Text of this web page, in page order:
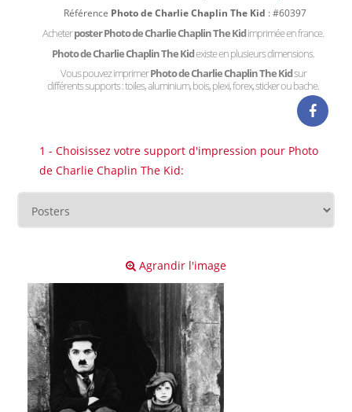
Référence Photo de Charlie Chaplin The Kid : #60397
Acheterposter Photo de Charlie Chaplin The Kidimprimée en france.
Photo de Charlie Chaplin The Kidexiste en plusieurs dimensions.
Vous pouvez imprimerPhoto de Charlie Chaplin The Kidsur
différents supports : toiles, aluminium, bois, plexi, forex, sticker ou bache.
1 - Choisissez votre support d'impression pour Photo
de Charlie Chaplin The Kid:
Agrandir l'image